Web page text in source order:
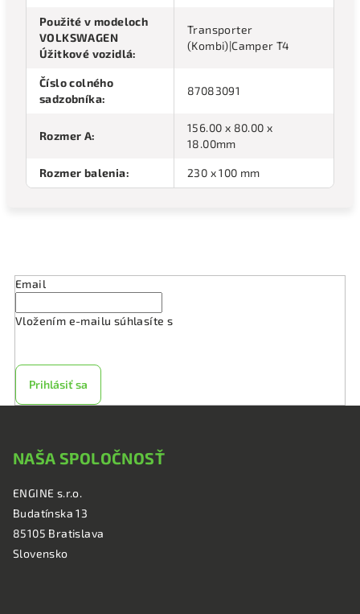
Použité v modeloch
VOLKSWAGEN
Úžitkové vozidlá:
Transporter
(Kombi)|Camper T4
Číslo colného
sadzobníka:
87083091
Rozmer A:
156.00 x 80.00 x
18.00mm
Rozmer balenia: 230 x 100 mm
Email
Vložením e-mailu súhlasíte s
Prihlásiť sa
NAŠA SPOLOČNOSŤ
ENGINE s.r.o.
Budatínska 13
85105 Bratislava
Slovensko